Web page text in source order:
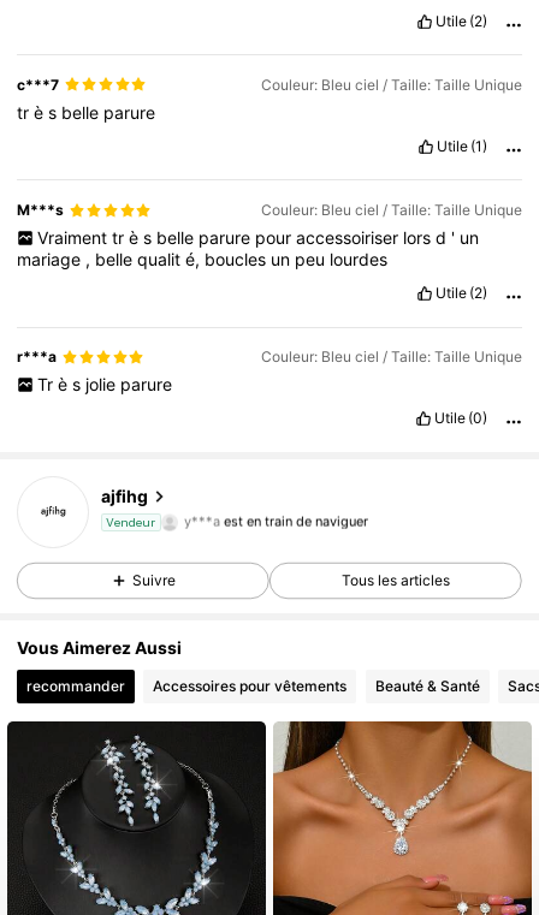
Utile (2)
c***7 Couleur: Bleu ciel / Taille: Taille Unique
très belle parure
Utile (1)
M***s Couleur: Bleu ciel / Taille: Taille Unique
Vraiment tr è s belle parure pour accessoiriser lors d ' un
mariage , bellequalité, boucles un peu lourdes
Utile (2)
r***a Couleur: Bleu ciel / Taille: Taille Unique
Tr è s jolie parure
Utile (0)
ajfihg
Vendeur
y***a
est en train de naviguer
4,87
171 Suiveurs
171 Suiveurs
Suivre Tous les articles
Vous Aimerez Aussi
recommander Accessoires pour vêtements Beauté & Santé